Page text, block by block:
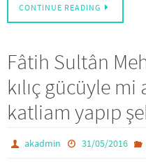
CONTINUE READING
Fâtih Sultân
kılıç gücüyle mi
katliam yapıp
akadmin 31/05/2016